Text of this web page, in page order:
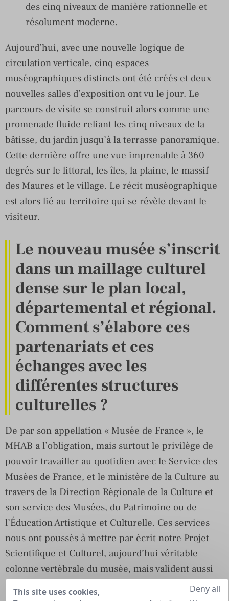
des cinq niveaux de manière rationnelle et
résolument moderne.
Aujourd’hui, avec une nouvelle logique de
circulation verticale, cinq espaces
muséographiques distincts ont été créés et deux
nouvelles salles d’exposition ont vu le jour. Le
parcours de visite se construit alors comme une
promenade fluide reliant les cinq niveaux de la
bâtisse, du jardin jusqu’à la terrasse panoramique.
Cette dernière offre une vue imprenable à 360
degrés sur le littoral, les îles, la plaine, le massif
des Maures et le village. Le récit muséographique
est alors lié au territoire qui se révèle devant le
visiteur.
Le nouveau musée s’inscrit
dans un maillage culturel
dense sur le plan local,
départemental et régional.
Comment s’élabore ces
partenariats et ces
échanges avec les
différentes structures
culturelles ?
De par son appellation « Musée de France », le
MHAB a l’obligation, mais surtout le privilège de
pouvoir travailler au quotidien avec le Service des
Musées de France, et le ministère de la Culture au
travers de la Direction Régionale de la Culture et
son service des Musées, du Patrimoine ou de
l’Éducation Artistique et Culturelle. Ces services
nous ont poussés à mettre par écrit notre Projet
Scientifique et Culturel, aujourd’hui véritable
colonne vertébrale du musée, mais valident aussi
nos projets de restauration ou acquisition. Cette
This site uses cookies,
Deny all